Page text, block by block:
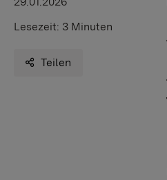
Lesezeit: 3 Minuten
Teilen